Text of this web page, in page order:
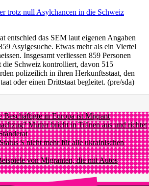
trotz null Asylchancen in die Schweiz
entschied das SEM laut eigenen Angaben
Asylgesuche. Etwas mehr als ein Viertel
Insgesamt verliessen 859 Personen
die Schweiz kontrolliert, davon 515
polizeilich in ihren Herkunftsstaat, den
oder einen Drittstaat begleitet. (pre/sda)
Beschäftigte in Europa ist Migrant
Mutter bricht in Tränen aus und richtet
S nicht mehr für alle ukrainischen
von Migranten, die mit Autos